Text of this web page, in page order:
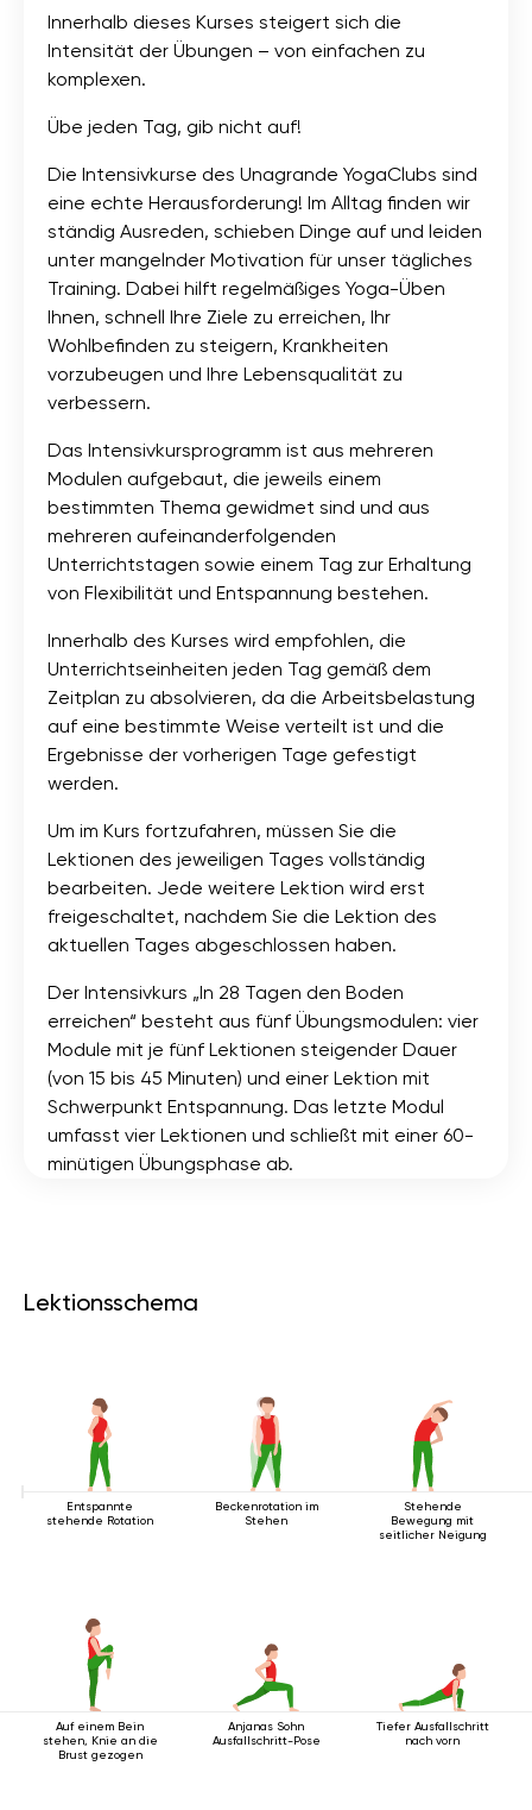
Innerhalb dieses Kurses steigert sich die
Intensität der Übungen – von einfachen zu
komplexen.
Übe jeden Tag, gib nicht auf!
Die Intensivkurse des Unagrande YogaClubs sind
eine echte Herausforderung! Im Alltag finden wir
ständig Ausreden, schieben Dinge auf und leiden
unter mangelnder Motivation für unser tägliches
Training. Dabei hilft regelmäßiges Yoga-Üben
Ihnen, schnell Ihre Ziele zu erreichen, Ihr
Wohlbefinden zu steigern, Krankheiten
vorzubeugen und Ihre Lebensqualität zu
verbessern.
Das Intensivkursprogramm ist aus mehreren
Modulen aufgebaut, die jeweils einem
bestimmten Thema gewidmet sind und aus
mehreren aufeinanderfolgenden
Unterrichtstagen sowie einem Tag zur Erhaltung
von Flexibilität und Entspannung bestehen.
Innerhalb des Kurses wird empfohlen, die
Unterrichtseinheiten jeden Tag gemäß dem
Zeitplan zu absolvieren, da die Arbeitsbelastung
auf eine bestimmte Weise verteilt ist und die
Ergebnisse der vorherigen Tage gefestigt
werden.
Um im Kurs fortzufahren, müssen Sie die
Lektionen des jeweiligen Tages vollständig
bearbeiten. Jede weitere Lektion wird erst
freigeschaltet, nachdem Sie die Lektion des
aktuellen Tages abgeschlossen haben.
Der Intensivkurs „In 28 Tagen den Boden
erreichen“ besteht aus fünf Übungsmodulen: vier
Module mit je fünf Lektionen steigender Dauer
(von 15 bis 45 Minuten) und einer Lektion mit
Schwerpunkt Entspannung. Das letzte Modul
umfasst vier Lektionen und schließt mit einer 60-
minütigen Übungsphase ab.
Lektionsschema
Entspannte
stehende Rotation
Beckenrotation im
Stehen
Stehende
Bewegung mit
seitlicher Neigung
Auf einem Bein
stehen, Knie an die
Brust gezogen
Anjanas Sohn
Ausfallschritt-Pose
Tiefer Ausfallschritt
nach vorn